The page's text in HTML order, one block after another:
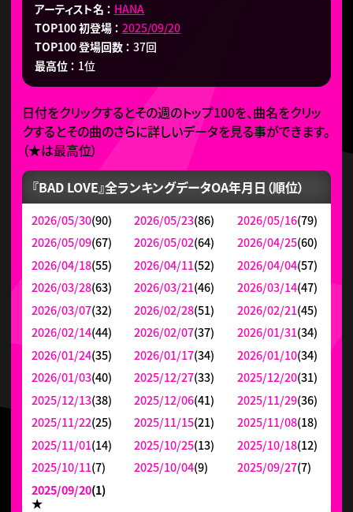
アーティスト名
HANA
TOP100 初登場
2025/09/20
TOP100 登場回数
37回
最高位
1位
日付をクリックするとその週のトップ100を、曲名をクリッ
クするとその曲のさらに詳しいデータを見る事ができます。
（★は最高位）
『BAD LOVE』全ランキングデータOA年月日（順位）
2026/05/30(90) 2026/05/23(86) 2026/05/16(79)
2026/05/09(67) 2026/05/02(64) 2026/04/25(60)
2026/04/18(55) 2026/04/11(52) 2026/04/04(57)
2026/03/28(63) 2026/03/21(46) 2026/03/14(47)
2026/03/07(32) 2026/02/28(51) 2026/02/21(45)
2026/02/14(44) 2026/02/07(37) 2026/01/31(34)
2026/01/24(35) 2026/01/17(34) 2026/01/10(34)
2026/01/03(40) 2025/12/27(33) 2025/12/20(31)
2025/12/13(38) 2025/12/06(41) 2025/11/29(36)
2025/11/22(25) 2025/11/15(21) 2025/11/08(18)
2025/11/01(14) 2025/10/25(13) 2025/10/18(12)
2025/10/11(7) 2025/10/04(9) 2025/09/27(7)
2025/09/20(1)
★